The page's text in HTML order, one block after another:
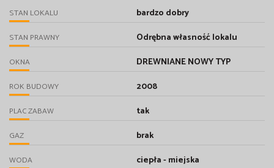
STAN LOKALU bardzo dobry
STAN PRAWNY Odrębna własność lokalu
OKNA DREWNIANE NOWY TYP
ROK BUDOWY 2008
PLAC ZABAW tak
GAZ brak
WODA ciepła - miejska